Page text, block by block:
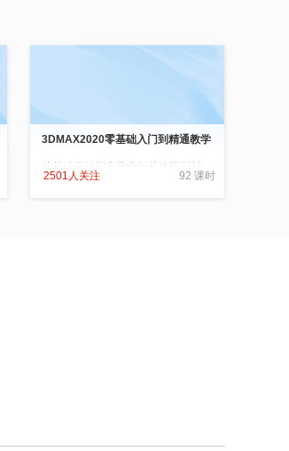
3DMAX2020零基础入门到精通教学
质、灯光渲染的全流程，带你轻松就
2501人关注 92 课时